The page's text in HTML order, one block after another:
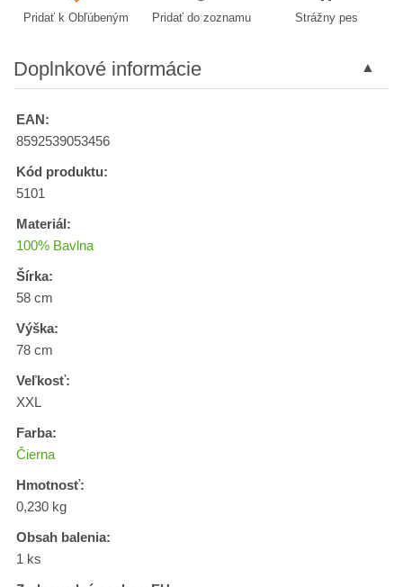
Pridať k Obľúbeným Pridať do zoznamu Strážny pes
Doplnkové informácie
EAN:
8592539053456
Kód produktu:
5101
Materiál:
100% Bavlna
Šírka:
58 cm
Výška:
78 cm
Veľkosť:
XXL
Farba:
Čierna
Hmotnosť:
0,230 kg
Obsah balenia:
1 ks